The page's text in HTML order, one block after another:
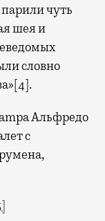
чуть
шея и
словно
Альфредо
с
]